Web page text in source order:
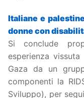
Italiane e
donne con
Si conclude
esperienza
Gaza da un
componenti la
Sviluppo), per